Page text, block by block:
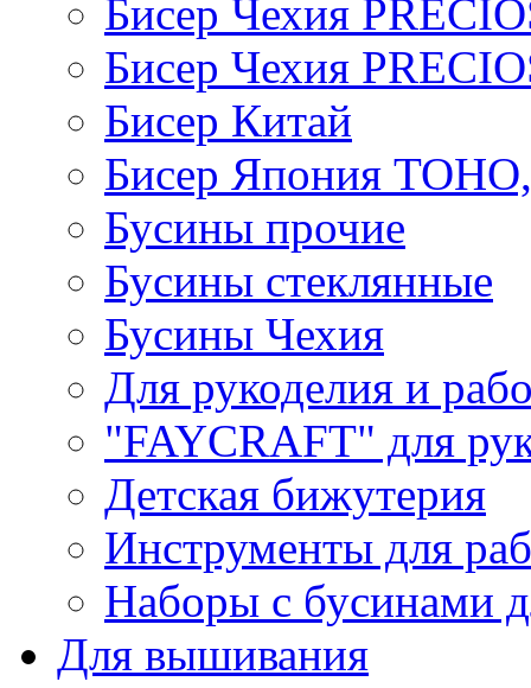
Бисер Чехия
Бисер Чехия
Бисер Китай
Бисер Япония
Бусины прочие
Бусины стеклянные
Бусины Чехия
Для рукоделия и
"FAYCRAFT" для
Детская бижутерия
Инструменты для
Наборы с бусинами
Для вышивания